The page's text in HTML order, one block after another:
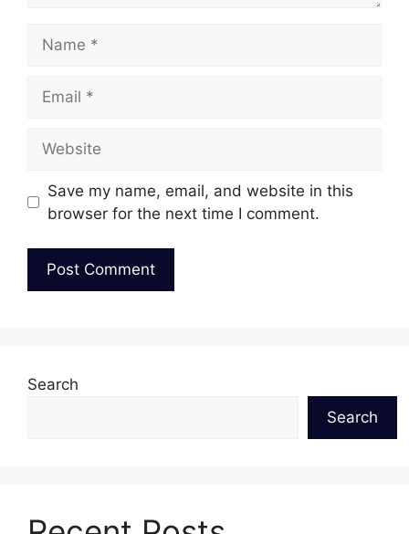
Save my name, email, and website in this
browser for the next time I comment.
Search
Search